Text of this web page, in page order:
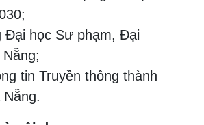
Đại học Sư phạm, Đại
tin Truyền thông thành